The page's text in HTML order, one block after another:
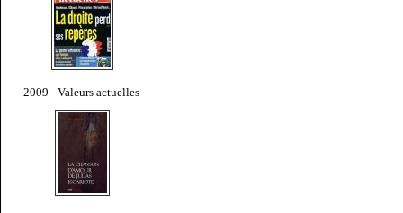
2009 - Valeurs actuelles